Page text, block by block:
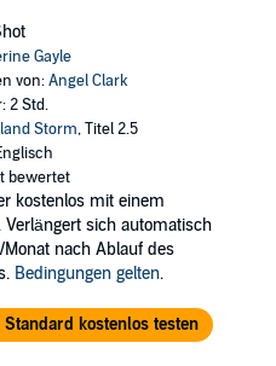
Gayle
von:Angel Clark
2 Std.
Storm, Titel 2.5
bewertet
kostenlos mit einem
Verlängert sich automatisch
nach Ablauf des
Bedingungen gelten.
kostenlos testen